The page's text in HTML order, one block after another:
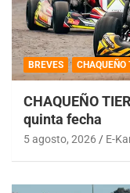
BREVES CHAQUEÑO
CHAQUEÑO
quinta fecha
5 agosto, 2026 E-